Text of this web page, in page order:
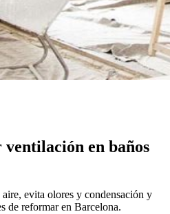
en baños
evita olores y condensación y
de reformar en Barcelona.